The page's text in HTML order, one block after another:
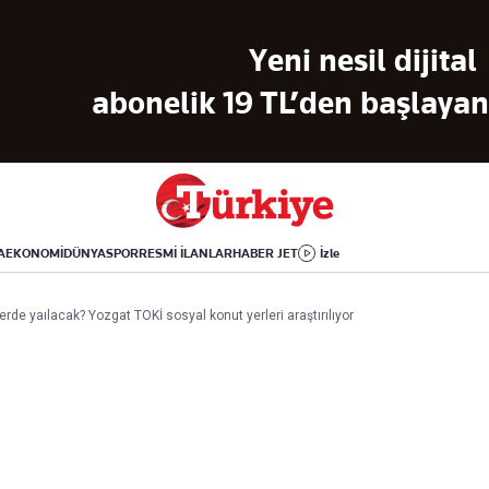
Yeni nesil dijital
abonelik 19 TL’den
EKONOMİDÜNYASPORRESMİ İLANLARHABER JET İzle
İsrail-Gazze
Yemek
Aktüel
Sinema
Kitap
yaılacak? Yozgat TOKİ sosyal konut yerleri araştırılıyor